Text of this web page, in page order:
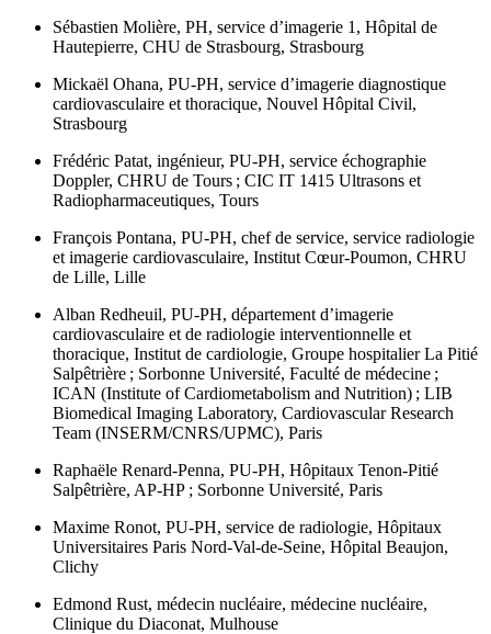
Sébastien Molière, PH, service d’imagerie 1, Hôpital de
Hautepierre, CHU de Strasbourg, Strasbourg
Mickaël Ohana, PU-PH, service d’imagerie diagnostique
cardiovasculaire et thoracique, Nouvel Hôpital Civil,
Strasbourg
Frédéric Patat, ingénieur, PU-PH, service échographie
Doppler, CHRU de Tours ; CIC IT 1415 Ultrasons et
Radiopharmaceutiques, Tours
François Pontana, PU-PH, chef de service, service radiologie
et imagerie cardiovasculaire, Institut Cœur-Poumon, CHRU
de Lille, Lille
Alban Redheuil, PU-PH, département d’imagerie
cardiovasculaire et de radiologie interventionnelle et
thoracique, Institut de cardiologie, Groupe hospitalier La Pitié
Salpêtrière ; Sorbonne Université, Faculté de médecine ;
ICAN (Institute of Cardiometabolism and Nutrition) ; LIB
Biomedical Imaging Laboratory, Cardiovascular Research
Team (INSERM/CNRS/UPMC), Paris
Raphaële Renard-Penna, PU-PH, Hôpitaux Tenon-Pitié
Salpêtrière, AP-HP ; Sorbonne Université, Paris
Maxime Ronot, PU-PH, service de radiologie, Hôpitaux
Universitaires Paris Nord-Val-de-Seine, Hôpital Beaujon,
Clichy
Edmond Rust, médecin nucléaire, médecine nucléaire,
Clinique du Diaconat, Mulhouse